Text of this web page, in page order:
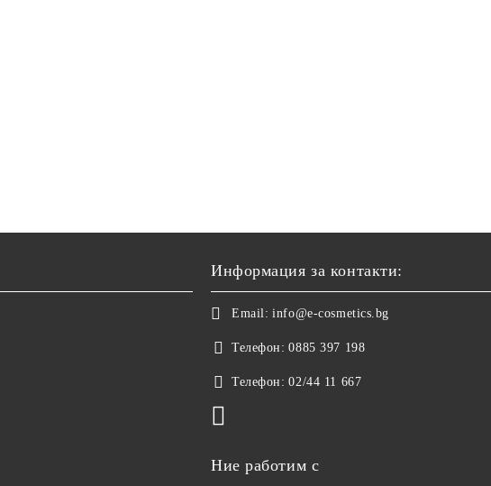
Информация за контакти:
Email: info@e-cosmetics.bg
Телефон: 0885 397 198
Телефон: 02/44 11 667
Ние работим с